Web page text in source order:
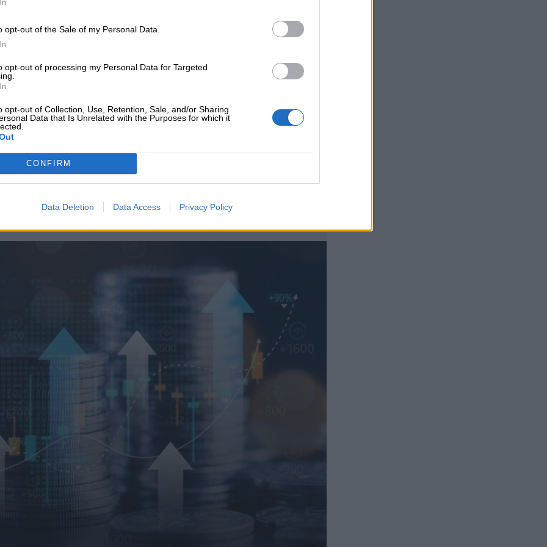
opt-out of the Sale of my Personal Data.
opt-out of processing my Personal Data for Targeted
opt-out of Collection, Use, Retention, Sale, and/or Sharing
Data that Is Unrelated with the Purposes for which it
CONFIRM
Data Deletion Data Access Privacy Policy
στο Google
TAGS
πυρκαγιές